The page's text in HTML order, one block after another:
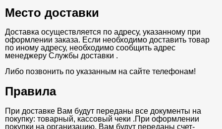
Место доставки
Доставка осуществляется по адресу, указанному при
оформлении заказа. Если необходимо доставить товар
по иному адресу, необходимо сообщить адрес
менеджеру Службы доставки .
Либо позвонить по указанным на сайте телефонам!
Правила
При доставке Вам будут переданы все документы на
покупку: товарный, кассовый чеки .При оформлении
покупки на организацию, Вам будут переданы счет-